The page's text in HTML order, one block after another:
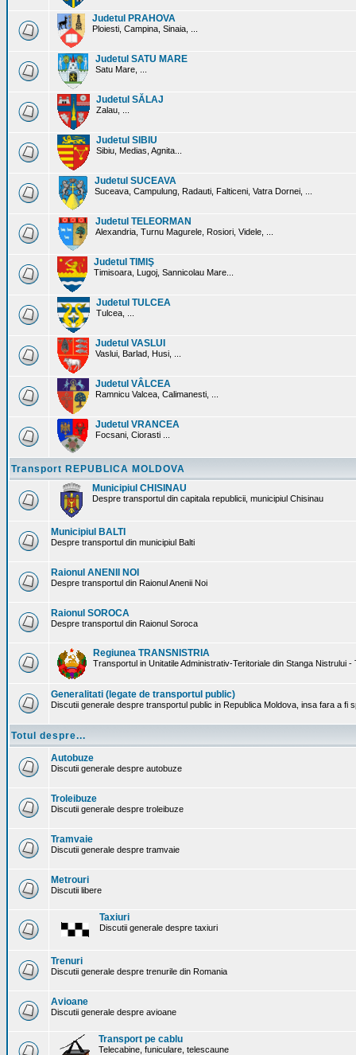
Judetul PRAHOVA
Ploiesti, Campina, Sinaia, ...
Judetul SATU MARE
Satu Mare, ...
Judetul SĂLAJ
Zalau, ...
Judetul SIBIU
Sibiu, Medias, Agnita...
Judetul SUCEAVA
Suceava, Campulung, Radauti, Falticeni, Vatra Dornei, ...
Judetul TELEORMAN
Alexandria, Turnu Magurele, Rosiori, Videle, ...
Judetul TIMIŞ
Timisoara, Lugoj, Sannicolau Mare...
Judetul TULCEA
Tulcea, ...
Judetul VASLUI
Vaslui, Barlad, Husi, ...
Judetul VÂLCEA
Ramnicu Valcea, Calimanesti, ...
Judetul VRANCEA
Focsani, Ciorasti ...
Transport REPUBLICA MOLDOVA
Municipiul CHISINAU
Despre transportul din capitala republicii, municipiul Chisinau
Municipiul BALTI
Despre transportul din municipiul Balti
Raionul ANENII NOI
Despre transportul din Raionul Anenii Noi
Raionul SOROCA
Despre transportul din Raionul Soroca
Regiunea TRANSNISTRIA
Transportul in Unitatile Administrativ-Teritoriale din Stanga Nistrului -
Generalitati (legate de transportul public)
Discutii generale despre transportul public in Republica Moldova, insa fara a fi
Totul despre...
Autobuze
Discutii generale despre autobuze
Troleibuze
Discutii generale despre troleibuze
Tramvaie
Discutii generale despre tramvaie
Metrouri
Discutii libere
Taxiuri
Discutii generale despre taxiuri
Trenuri
Discutii generale despre trenurile din Romania
Avioane
Discutii generale despre avioane
Transport pe cablu
Telecabine, funiculare, telescaune